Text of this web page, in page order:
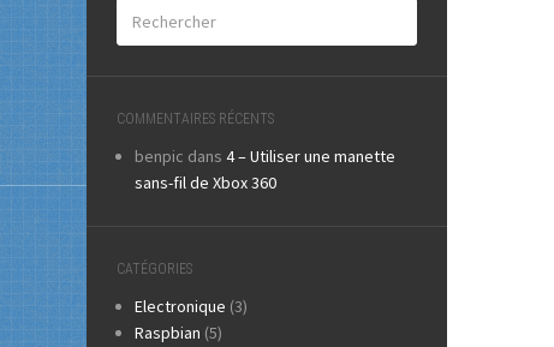
COMMENTAIRES RÉCENTS
benpic dans 4 – Utiliser une manette
sans-fil de Xbox 360
CATÉGORIES
Electronique (3)
Raspbian (5)